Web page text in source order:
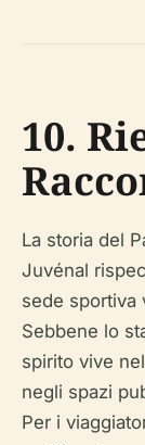
10.
La storia del
Juvénal
sede sportiva
Sebbene lo
spirito vive
negli spazi
Per i